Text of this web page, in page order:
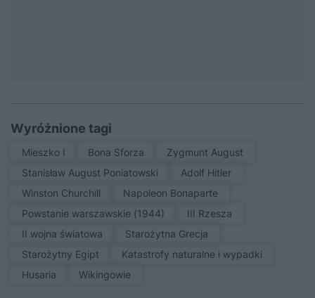
Wyróżnione tagi
Mieszko I Bona Sforza
Zygmunt August
Stanisław August Poniatowski
Adolf Hitler
Winston Churchill
Napoleon Bonaparte
Powstanie warszawskie (1944)
III Rzesza
II wojna światowa
Starożytna Grecja
Starożytny Egipt
Katastrofy naturalne i wypadki
Husaria
Wikingowie